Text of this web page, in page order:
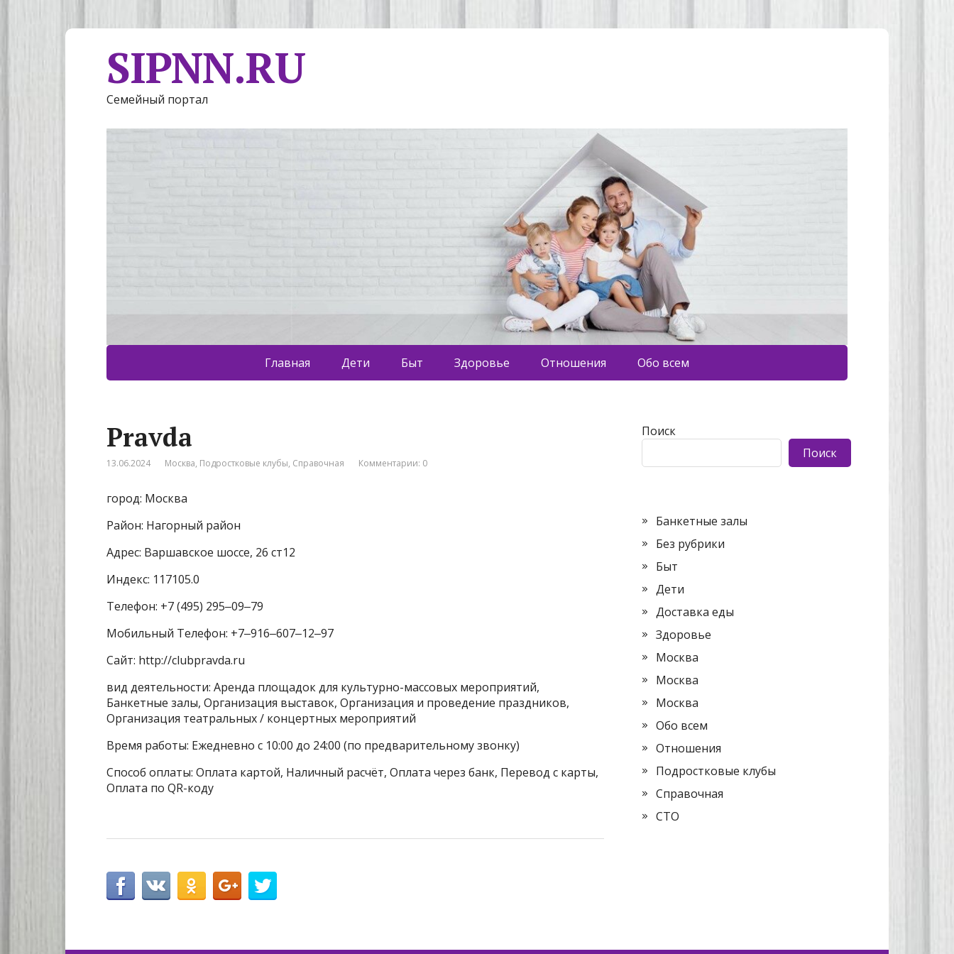
SIPNN.RU
Семейный портал
Главная Дети Быт Здоровье Отношения Обо всем
Pravda
13.06.2024 Москва, Подростковые клубы, Справочная Комментарии: 0
город: Москва
Район: Нагорный район
Адрес: Варшавское шоссе, 26 ст12
Индекс: 117105.0
Телефон: +7 (495) 295‒09‒79
Мобильный Телефон: +7‒916‒607‒12‒97
Сайт: http://clubpravda.ru
вид деятельности: Аренда площадок для культурно-массовых мероприятий,
Банкетные залы, Организация выставок, Организация и проведение праздников,
Организация театральных / концертных мероприятий
Время работы: Ежедневно с 10:00 до 24:00 (по предварительному звонку)
Способ оплаты: Оплата картой, Наличный расчёт, Оплата через банк, Перевод с карты,
Оплата по QR-коду
Поиск
Поиск
Банкетные залы
Без рубрики
Быт
Дети
Доставка еды
Здоровье
Москва
Москва
Москва
Обо всем
Отношения
Подростковые клубы
Справочная
СТО